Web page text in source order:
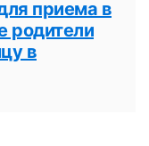
приема в
родители
в